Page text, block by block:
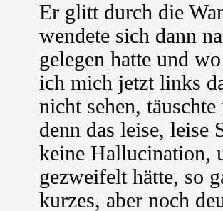
Er glitt durch die
wendete sich dann
gelegen hatte und
ich mich jetzt links
nicht sehen,
denn das leise, leise
keine Hallucination,
gezweifelt hätte, so
kurzes, aber noch